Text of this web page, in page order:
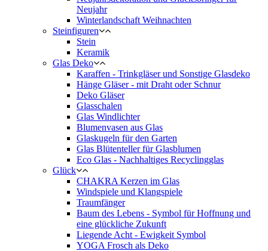
Neujahr
Winterlandschaft Weihnachten
Steinfiguren
Stein
Keramik
Glas Deko
Karaffen - Trinkgläser und Sonstige Glasdeko
Hänge Gläser - mit Draht oder Schnur
Deko Gläser
Glasschalen
Glas Windlichter
Blumenvasen aus Glas
Glaskugeln für den Garten
Glas Blütenteller für Glasblumen
Eco Glas - Nachhaltiges Recyclingglas
Glück
CHAKRA Kerzen im Glas
Windspiele und Klangspiele
Traumfänger
Baum des Lebens - Symbol für Hoffnung und
eine glückliche Zukunft
Liegende Acht - Ewigkeit Symbol
YOGA Frosch als Deko